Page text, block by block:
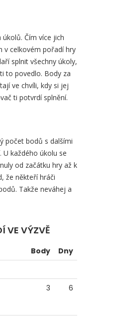
Čím více jich
v celkovém pořadí hry
splnit všechny úkoly,
to povedlo. Body za
ve chvíli, kdy si jej
ti potvrdí splnění.
počet bodů s dalšími
U každého úkolu se
od začátku hry až k
že někteří hráči
Takže neváhej a
VE VÝZVĚ
Body
Dny
3
6